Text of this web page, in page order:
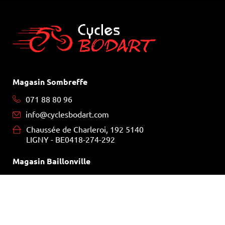
Magasin Sombreffe
071 88 80 96
info@cyclesbodart.com
Chaussée de Charleroi, 192 5140
LIGNY - BE0418-274-292
Magasin Baillonville